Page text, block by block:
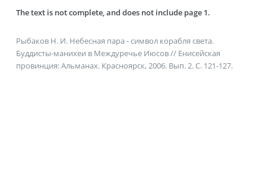
The text is not complete, and does not include page1.
Рыбаков Н. И. Небесная пара - символ корабля света.
Буддисты-манихеи в Междуречье Июсов // Енисейская
провинция: Альманах. Красноярск, 2006. Вып. 2. С. 121-127.